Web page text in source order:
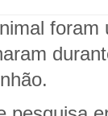
foram